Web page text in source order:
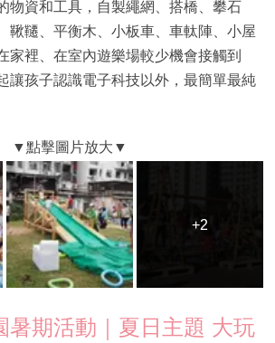
物資和工具，自製繩網、搭橋、攀石
鞦韆、平衡木、小板車、車軚陣、小屋
家裡、在室內遊樂場較少機會接觸到
讓孩子認識電子科技以外，最簡單最純
+2
+2
暑期活動｜夏日主題 大玩